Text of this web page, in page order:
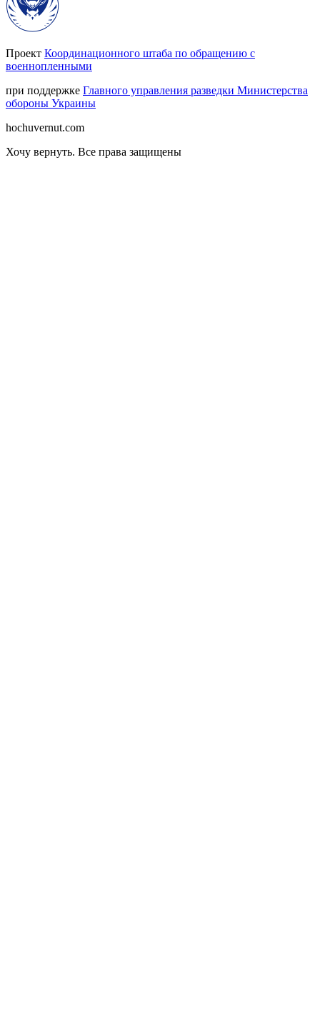
Проект Координационного штаба по обращению с
военнопленными
при поддержке Главного управления разведки Министерства
обороны Украины
hochuvernut.com
Хочу вернуть. Все права защищены